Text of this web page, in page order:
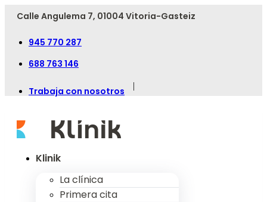
Calle Angulema 7, 01004 Vitoria-Gasteiz
945 770 287
688 763 146
|
Trabaja con nosotros
Klinik
La clínica
Primera cita